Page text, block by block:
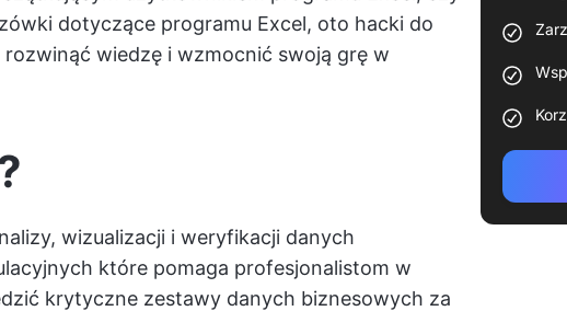
dotyczące programu Excel, oto hacki do
wiedzę i wzmocnić swoją grę w
wizualizacji i weryfikacji danych
które pomaga profesjonalistom w
krytyczne zestawy danych biznesowych za